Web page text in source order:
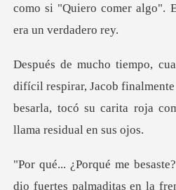
como si "Quiero comer algo".
rar, Jacob
besarla, tocó su